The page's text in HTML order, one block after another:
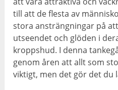
till att de flesta av
stora ansträngningar på
utseendet och glöden i
kroppshud. I denna
genom åren att allt som
viktigt, men det gör det du